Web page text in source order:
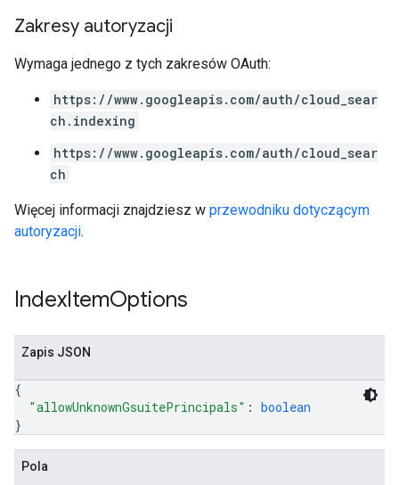
Zakresy autoryzacji
Wymaga jednego z tych zakresów OAuth:
https://www.googleapis.com/auth/cloud_sear
ch.indexing
https://www.googleapis.com/auth/cloud_sear
ch
Więcej informacji znajdziesz w przewodniku dotyczącym
autoryzacji.
IndexItemOptions
Zapis JSON
{
"allowUnknownGsuitePrincipals" : boolean
}
Pola